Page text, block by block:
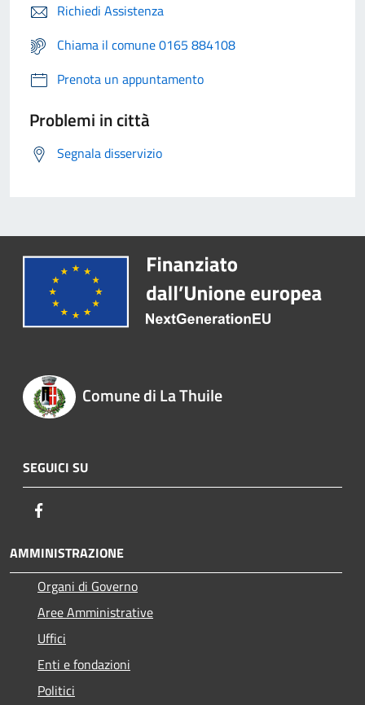
Richiedi Assistenza
Chiama il comune 0165 884108
Prenota un appuntamento
Problemi in città
Segnala disservizio
Comune di La Thuile
SEGUICI SU
AMMINISTRAZIONE
Organi di Governo
Aree Amministrative
Uffici
Enti e fondazioni
Politici